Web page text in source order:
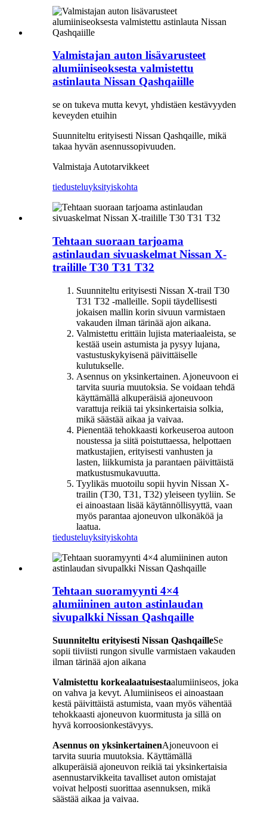
Valmistajan auton lisävarusteet
alumiiniseoksesta valmistettu
astinlauta Nissan Qashqaiille
se on tukeva mutta kevyt, yhdistäen kestävyyden
keveyden etuihin
Suunniteltu erityisesti Nissan Qashqaille, mikä
takaa hyvän asennussopivuuden.
Valmistaja Autotarvikkeet
tiedusteluyksityiskohta
Tehtaan suoraan tarjoama
astinlaudan sivuaskelmat Nissan X-
trailille T30 T31 T32
Suunniteltu erityisesti Nissan X-trail T30
T31 T32 -malleille. Sopii täydellisesti
jokaisen mallin korin sivuun varmistaen
vakauden ilman tärinää ajon aikana.
Valmistettu erittäin lujista materiaaleista, se
kestää usein astumista ja pysyy lujana,
vastustuskykyisenä päivittäiselle
kulutukselle.
Asennus on yksinkertainen. Ajoneuvoon ei
tarvita suuria muutoksia. Se voidaan tehdä
käyttämällä alkuperäisiä ajoneuvoon
varattuja reikiä tai yksinkertaisia ​​solkia,
mikä säästää aikaa ja vaivaa.
Pienentää tehokkaasti korkeuseroa autoon
noustessa ja siitä poistuttaessa, helpottaen
matkustajien, erityisesti vanhusten ja
lasten, liikkumista ja parantaen päivittäistä
matkustusmukavuutta.
Tyylikäs muotoilu sopii hyvin Nissan X-
trailin (T30, T31, T32) yleiseen tyyliin. Se
ei ainoastaan ​​lisää käytännöllisyyttä, vaan
myös parantaa ajoneuvon ulkonäköä ja
laatua.
tiedusteluyksityiskohta
Tehtaan suoramyynti 4×4
alumiininen auton astinlaudan
sivupalkki Nissan Qashqaille
Suunniteltu erityisesti Nissan QashqailleSe
sopii tiiviisti rungon sivulle varmistaen vakauden
ilman tärinää ajon aikana
Valmistettu korkealaatuisestaalumiiniseos, joka
on vahva ja kevyt. Alumiiniseos ei ainoastaan ​​
kestä päivittäistä astumista, vaan myös vähentää
tehokkaasti ajoneuvon kuormitusta ja sillä on
hyvä korroosionkestävyys.
Asennus on yksinkertainenAjoneuvoon ei
tarvita suuria muutoksia. Käyttämällä
alkuperäisiä ajoneuvon reikiä tai yksinkertaisia ​​
asennustarvikkeita tavalliset auton omistajat
voivat helposti suorittaa asennuksen, mikä
säästää aikaa ja vaivaa.